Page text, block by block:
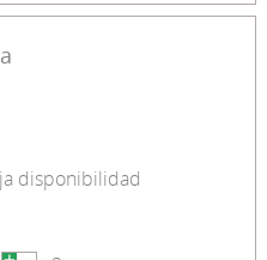
disponibilidad